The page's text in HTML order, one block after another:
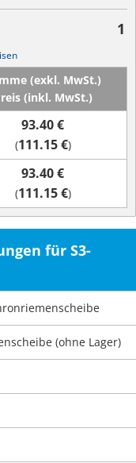
1
(exkl. MwSt.)
(inkl. MwSt.)
93.40 €
(111.15 €)
93.40 €
(111.15 €)
für S3-
(ohne Lager)